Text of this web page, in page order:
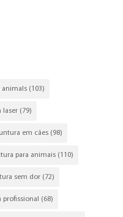
animals(103)
laser(79)
em cães(98)
para animais(110)
sem dor(72)
profissional (68)